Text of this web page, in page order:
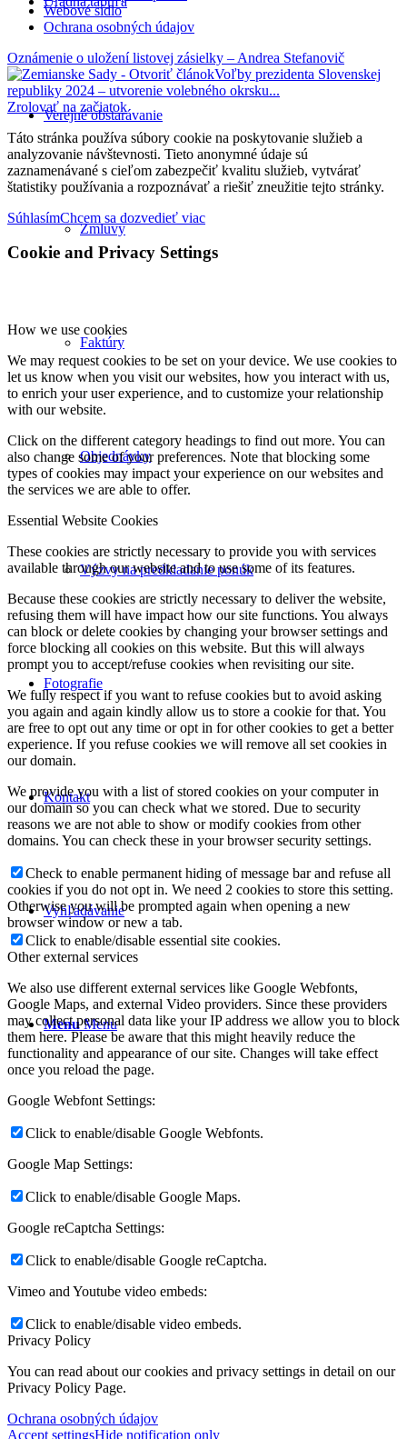
Verejné obstarávanie
Zmluvy
Faktúry
Objednávky
Výzvy na predkladanie ponúk
Fotografie
Kontakt
Vyhľadávanie
Menu Menu
Webové sídlo
Ochrana osobných údajov
Oznámenie o uložení listovej zásielky – Andrea Stefanovič
Voľby prezidenta Slovenskej
republiky 2024 – utvorenie volebného okrsku...
Zrolovať na začiatok
Táto stránka používa súbory cookie na poskytovanie služieb a
analyzovanie návštevnosti. Tieto anonymné údaje sú
zaznamenávané s cieľom zabezpečiť kvalitu služieb, vytvárať
štatistiky používania a rozpoznávať a riešiť zneužitie tejto stránky.
SúhlasímChcem sa dozvedieť viac
Cookie and Privacy Settings
How we use cookies
We may request cookies to be set on your device. We use cookies to
let us know when you visit our websites, how you interact with us,
to enrich your user experience, and to customize your relationship
with our website.
Click on the different category headings to find out more. You can
also change some of your preferences. Note that blocking some
types of cookies may impact your experience on our websites and
the services we are able to offer.
Essential Website Cookies
These cookies are strictly necessary to provide you with services
available through our website and to use some of its features.
Because these cookies are strictly necessary to deliver the website,
refusing them will have impact how our site functions. You always
can block or delete cookies by changing your browser settings and
force blocking all cookies on this website. But this will always
prompt you to accept/refuse cookies when revisiting our site.
We fully respect if you want to refuse cookies but to avoid asking
you again and again kindly allow us to store a cookie for that. You
are free to opt out any time or opt in for other cookies to get a better
experience. If you refuse cookies we will remove all set cookies in
our domain.
We provide you with a list of stored cookies on your computer in
our domain so you can check what we stored. Due to security
reasons we are not able to show or modify cookies from other
domains. You can check these in your browser security settings.
Check to enable permanent hiding of message bar and refuse all
cookies if you do not opt in. We need 2 cookies to store this setting.
Otherwise you will be prompted again when opening a new
browser window or new a tab.
Click to enable/disable essential site cookies.
Other external services
We also use different external services like Google Webfonts,
Google Maps, and external Video providers. Since these providers
may collect personal data like your IP address we allow you to block
them here. Please be aware that this might heavily reduce the
functionality and appearance of our site. Changes will take effect
once you reload the page.
Google Webfont Settings:
Click to enable/disable Google Webfonts.
Google Map Settings:
Click to enable/disable Google Maps.
Google reCaptcha Settings:
Click to enable/disable Google reCaptcha.
Vimeo and Youtube video embeds:
Click to enable/disable video embeds.
Privacy Policy
You can read about our cookies and privacy settings in detail on our
Privacy Policy Page.
Ochrana osobných údajov
Accept settingsHide notification only